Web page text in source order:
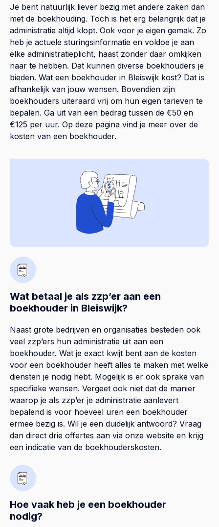
Je bent natuurlijk liever bezig met andere zaken dan
met de boekhouding. Toch is het erg belangrijk dat je
administratie altijd klopt. Ook voor je eigen gemak. Zo
heb je actuele sturingsinformatie en voldoe je aan
elke administratieplicht, haast zonder daar omkijken
naar te hebben. Dat kunnen diverse boekhouders je
bieden. Wat een boekhouder in Bleiswijk kost? Dat is
afhankelijk van jouw wensen. Bovendien zijn
boekhouders uiteraard vrij om hun eigen tarieven te
bepalen. Ga uit van een bedrag tussen de €50 en
€125 per uur. Op deze pagina vind je meer over de
kosten van een boekhouder.
Wat betaal je als zzp’er aan een
boekhouder in Bleiswijk?
Naast grote bedrijven en organisaties besteden ook
veel zzp’ers hun administratie uit aan een
boekhouder. Wat je exact kwijt bent aan de kosten
voor een boekhouder heeft alles te maken met welke
diensten je nodig hebt. Mogelijk is er ook sprake van
specifieke wensen. Vergeet ook niet dat de manier
waarop je als zzp’er je administratie aanlevert
bepalend is voor hoeveel uren een boekhouder
ermee bezig is. Wil je een duidelijk antwoord? Vraag
dan direct drie offertes aan via onze website en krijg
een indicatie van de boekhouderskosten.
Hoe vaak heb je een boekhouder
nodig?